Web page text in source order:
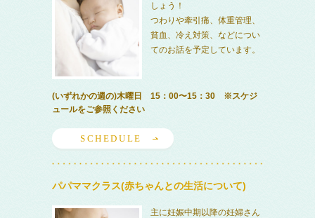
しょう！
つわりや牽引痛、体重管理、
貧血、冷え対策、などについ
てのお話を予定しています。
(いずれかの週の)木曜日 15：00〜15：30 ※スケジ
ュールをご参照ください
SCHEDULE
パパママクラス(赤ちゃんとの生活について)
主に妊娠中期以降の妊婦さん